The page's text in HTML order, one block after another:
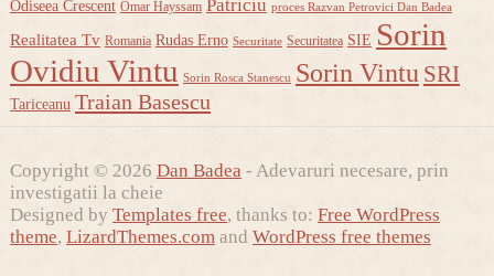
Odiseea Crescent Omar Hayssam Patriciu proces Razvan Petrovici Dan Badea
Realitatea Tv Romania Rudas Erno Securitate Securitatea SIE Sorin
Ovidiu Vintu Sorin Rosca Stanescu Sorin Vintu SRI
Tariceanu Traian Basescu
Copyright © 2026 Dan Badea - Adevaruri necesare, prin
investigatii la cheie
Designed by Templates free, thanks to: Free WordPress
theme, LizardThemes.comand WordPress free themes